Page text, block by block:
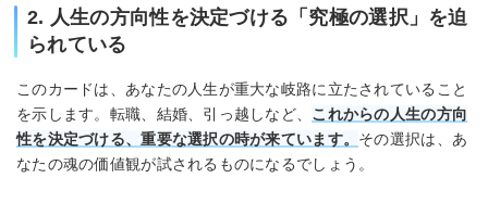
2. 人生の方向性を決定づける「究極の選択」を迫
られている
このカードは、あなたの人生が重大な岐路に立たされていること
を示します。転職、結婚、引っ越しなど、 これからの人生の方向
性を決定づける、重要な選択の時が来ています。 その選択は、あ
なたの魂の価値観が試されるものになるでしょう。